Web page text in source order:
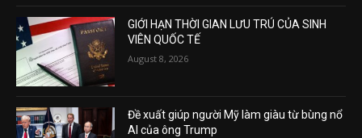
GIỚI HẠN THỜI GIAN LƯU TRÚ CỦA SINH
VIÊN QUỐC TẾ
August 8, 2026
Đề xuất giúp người Mỹ làm giàu từ bùng nổ
AI của ông Trump